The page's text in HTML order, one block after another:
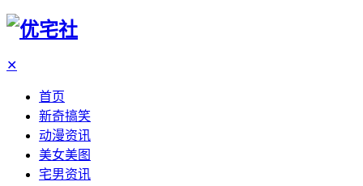
✕
首页
新奇搞笑
动漫资讯
美女美图
宅男资讯